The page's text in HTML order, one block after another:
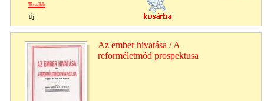
Tovább
Új
Az ember hivatása / A
reforméletmód prospektusa